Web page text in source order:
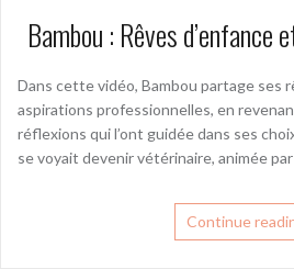
Bambou : Rêves
Dans cette vidéo, Bambou partage ses
aspirations professionnelles, en
réflexions qui l’ont guidée dans ses
se voyait devenir vétérinaire, animée par
Continue